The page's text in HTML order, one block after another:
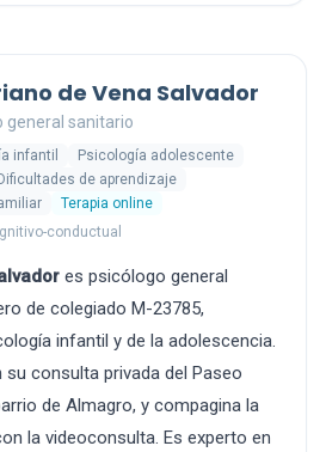
de Vena Salvador
general sanitario
infantil
Psicología adolescente
Dificultades de aprendizaje
Terapia online
conductual
es psicólogo general
de colegiado M-23785,
infantil y de la adolescencia.
su consulta privada del Paseo
de Almagro, y compagina la
la videoconsulta. Es experto en